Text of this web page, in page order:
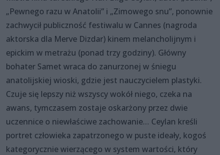
„Pewnego razu w Anatolii” i „Zimowego snu”, ponownie
zachwycił publiczność festiwalu w Cannes (nagroda
aktorska dla Merve Dizdar) kinem melancholijnym i
epickim w metrażu (ponad trzy godziny). Główny
bohater Samet wraca do zanurzonej w śniegu
anatolijskiej wioski, gdzie jest nauczycielem plastyki.
Czuje się lepszy niż wszyscy wokół niego, czeka na
awans, tymczasem zostaje oskarżony przez dwie
uczennice o niewłaściwe zachowanie… Ceylan kreśli
portret człowieka zapatrzonego w puste ideały, kogoś
kategorycznie wierzącego w system wartości, który